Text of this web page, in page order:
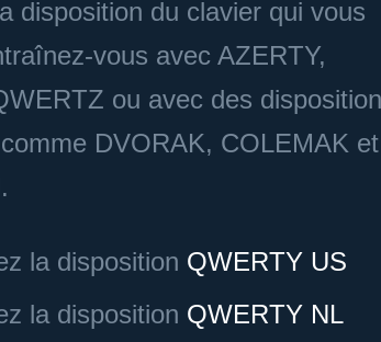
disposition du clavier qui vous
vous avec AZERTY,
ou avec des
DVORAK, COLEMAK et
la disposition QWERTY US
la disposition QWERTY NL